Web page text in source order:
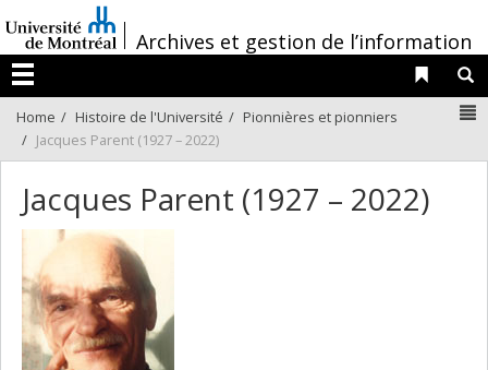
au
contenu
/
Archives et gestion de l’information
Menu
Liens
Home Histoire de l'Université
Pionnières et pionniers
Jacques Parent (1927 – 2022)
Jacques Parent (1927 – 2022)